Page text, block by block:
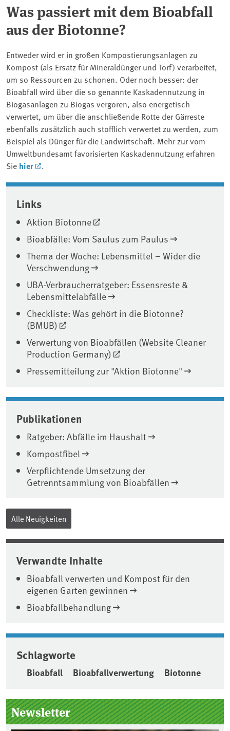
Was passiert mit dem Bioabfall
aus der Biotonne?
Entweder wird er in großen Kompostierungsanlagen zu
Kompost (als Ersatz für Mineraldünger und Torf) verarbeitet,
um so Ressourcen zu schonen. Oder noch besser: der
Bioabfall wird über die so genannte Kaskadennutzung in
Biogasanlagen zu Biogas vergoren, also energetisch
verwertet, um über die anschließende Rotte der Gärreste
ebenfalls zusätzlich auch stofflich verwertet zu werden, zum
Beispiel als Dünger für die Landwirtschaft. Mehr zur vom
Umweltbundesamt favorisierten Kaskadennutzung erfahren
Sie hier .
Associated content
Links
Aktion Biotonne
Bioabfälle: Vom Saulus zum Paulus
Thema der Woche: Lebensmittel – Wider die
Verschwendung
UBA-Verbraucherratgeber: Essensreste &
Lebensmittelabfälle
Checkliste: Was gehört in die Biotonne?
(BMUB)
Verwertung von Bioabfällen (Website Cleaner
Production Germany)
Pressemitteilung zur "Aktion Biotonne"
Publikationen
Ratgeber: Abfälle im Haushalt
Kompostfibel
Verpflichtende Umsetzung der
Getrenntsammlung von Bioabfällen
Alle Neuigkeiten
Verwandte Inhalte
Bioabfall verwerten und Kompost für den
eigenen Garten gewinnen
Bioabfallbehandlung
Schlagworte
Bioabfall Bioabfallverwertung Biotonne
Seitenleiste
Newsletter